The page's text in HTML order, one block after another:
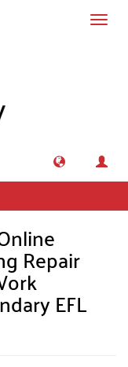
Repair
EFL